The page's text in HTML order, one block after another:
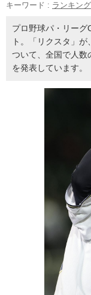
キーワード : ランキング
プロ野球パ・リーグ
ト。「リクスタ」
ついて、全国で人数
を発表しています。